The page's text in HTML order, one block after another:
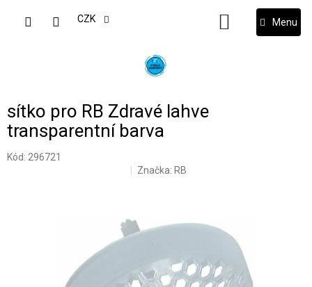
CZK
NÁKUPNÍ
KOŠÍK
sítko pro RB Zdravé lahve
transparentní barva
Kód: 296721
Značka: RB